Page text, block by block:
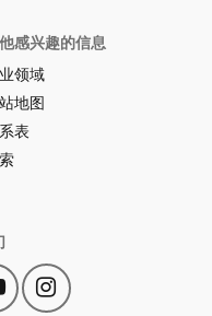
感兴趣的信息
领域
地图
表
YouTubeInstagram
此